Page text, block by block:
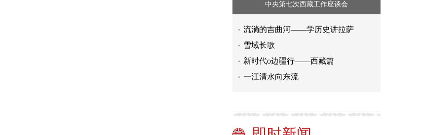
中央第七次西藏工作座谈会
流淌的吉曲河——学历史讲拉萨
雪域长歌
新时代o边疆行——西藏篇
一江清水向东流
全国每七个猕猴桃就有一个来自眉
县，这里的“小果子”成就“大产业”
汉中城固：打造县域经济的“智”造力
“城市漫步”“旅游+”……解锁消费新方
式 国内旅游市场加速回暖
杭州亚运会｜革命红船起航地的“薪
有人假冒开展非法活动的声明
全国“最美教师”熊碧芳：点亮“折翼天
使”成长路
暴雨狂下一周！华南何时能见阳光？